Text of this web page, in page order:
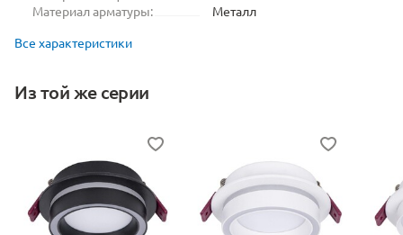
Материал арматуры:
Металл
Все характеристики
Из той же серии